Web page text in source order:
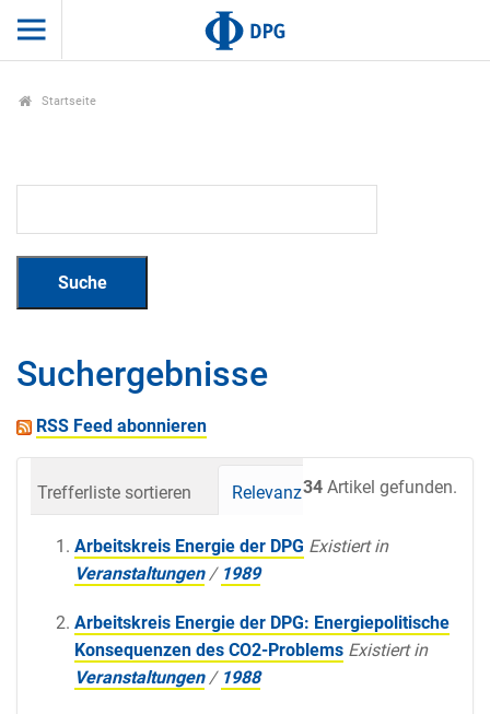
Startseite
Suchergebnisse
RSS Feed abonnieren
34 Artikel gefunden.
Trefferliste sortieren Relevanz Datum
Arbeitskreis Energie der DPG Existiert in
Veranstaltungen / 1989
Arbeitskreis Energie der DPG: Energiepolitische
Konsequenzen des CO2-Problems Existiert in
Veranstaltungen / 1988